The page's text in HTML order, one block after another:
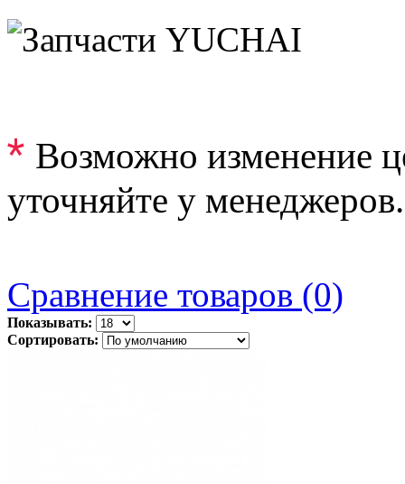
* Возможно изменение
уточняйте у менеджеров.
Сравнение товаров (0)
Показывать:
Сортировать: